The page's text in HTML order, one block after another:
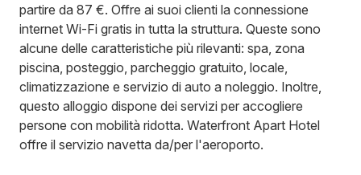
partire da 87 €. Offre ai suoi clienti la connessione
internet Wi-Fi gratis in tutta la struttura. Queste sono
alcune delle caratteristiche più rilevanti: spa, zona
piscina, posteggio, parcheggio gratuito, locale,
climatizzazione e servizio di auto a noleggio. Inoltre,
questo alloggio dispone dei servizi per accogliere
persone con mobilità ridotta. Waterfront Apart Hotel
offre il servizio navetta da/per l'aeroporto.